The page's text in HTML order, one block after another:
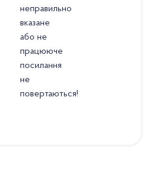
неправильно
вказане
або не
працююче
посилання
не
повертаються!